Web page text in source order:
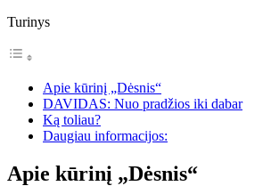
Turinys
Apie kūrinį „Dėsnis“
DAVIDAS: Nuo pradžios iki dabar
Ką toliau?
Daugiau informacijos:
Apie kūrinį „Dėsnis“